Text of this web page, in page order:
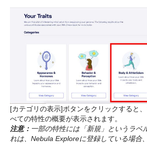
[カテゴリの表示]ボタンをクリックすると
べての特性の概要が表示されます。
注意： 一部の特性には「新規」というラベ
れは、Nebula Exploreに登録している場合